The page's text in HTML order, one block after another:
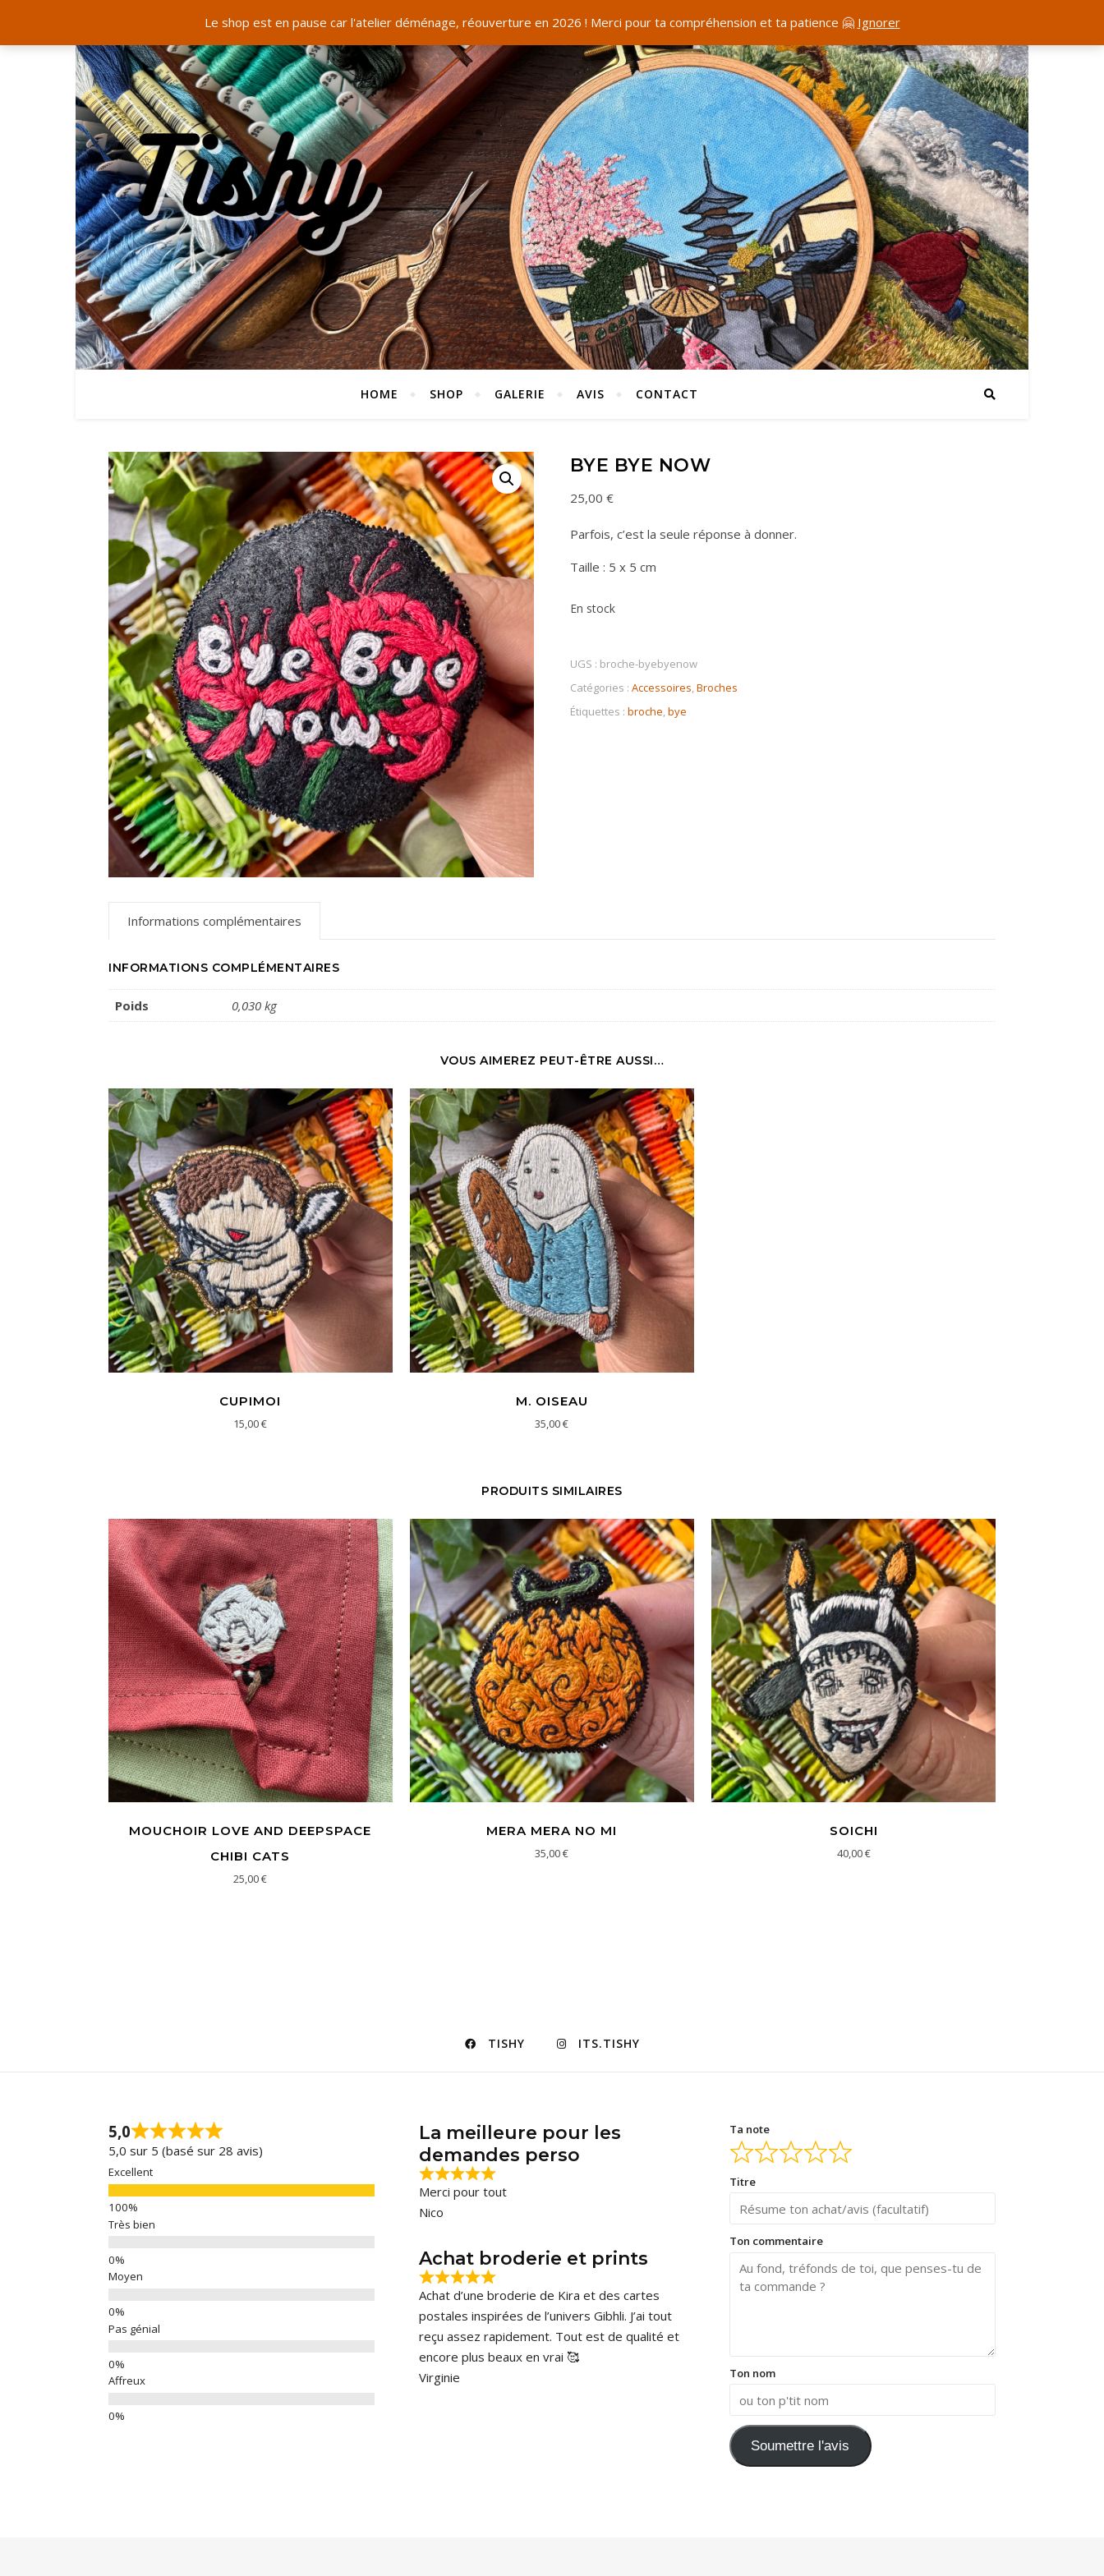
Le shop est en pause car l'atelier déménage, réouverture en 2026 ! Merci pour ta compréhension et ta patience 🤗 Ignorer
HOME SHOP GALERIE AVIS CONTACT
BYE BYE NOW
25,00 €
Parfois, c’est la seule réponse à donner.
Taille : 5 x 5 cm
En stock
UGS : broche-byebyenow
Catégories : Accessoires,Broches
Étiquettes : broche,bye
Informations complémentaires
INFORMATIONS COMPLÉMENTAIRES
Poids 0,030 kg
VOUS AIMEREZ PEUT-ÊTRE AUSSI…
CUPIMOI
15,00€
M. OISEAU
35,00€
PRODUITS SIMILAIRES
MOUCHOIR LOVE AND DEEPSPACE
CHIBI CATS
25,00€
MERA MERA NO MI
35,00€
SOICHI
40,00€
TISHY ITS.TISHY
5,0
5,0 sur 5 (basé sur 28 avis)
Excellent
Très bien
Moyen
Pas génial
Affreux
La meilleure pour les
demandes perso
Merci pour tout
Nico
Achat broderie et prints
Achat d’une broderie de Kira et des cartes
postales inspirées de l’univers Gibhli. J’ai tout
reçu assez rapidement. Tout est de qualité et
encore plus beaux en vrai 🥰
Virginie
Ta note
Titre
Ton commentaire
Ton nom
Soumettre l'avis